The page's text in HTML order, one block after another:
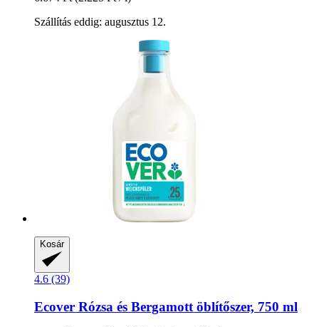
Szállítás eddig: augusztus 12.
Kosár
4.6 (39)
Ecover Rózsa és Bergamott öblítőszer, 750 ml